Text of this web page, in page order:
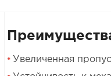
Увеличенная